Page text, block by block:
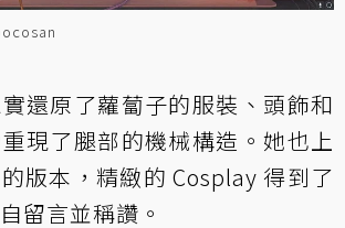
還原了蘿蔔子的服裝、頭飾和
現了腿部的機械構造。她也上
版本，精緻的 Cosplay 得到了
留言並稱讚。